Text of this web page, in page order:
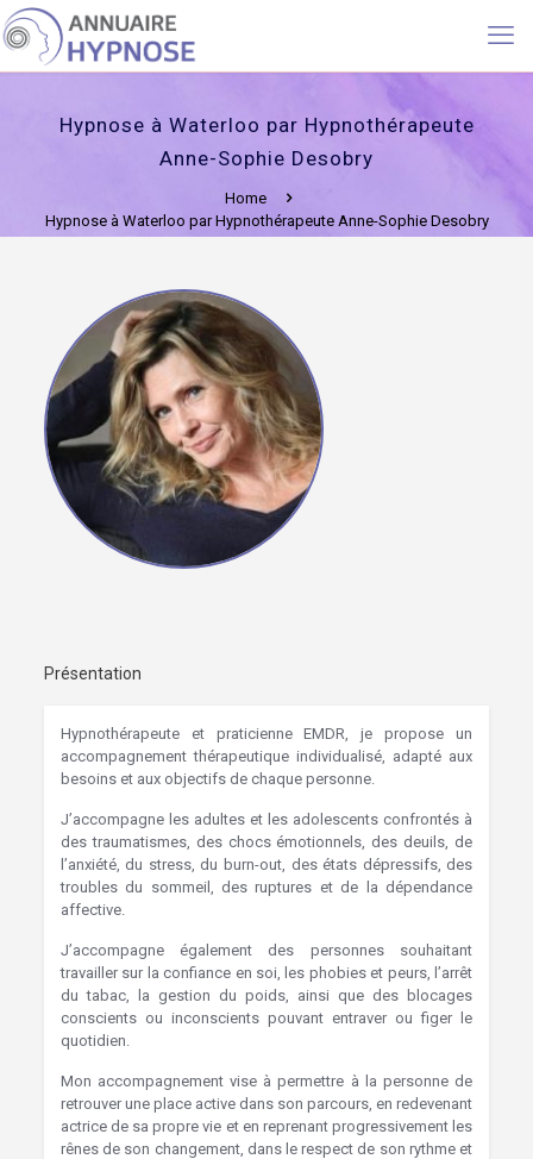
Hypnose à Waterloo par Hypnothérapeute
Anne-Sophie Desobry
Home
Hypnose à Waterloo par Hypnothérapeute Anne-Sophie Desobry
Présentation
Hypnothérapeute et praticienne EMDR, je propose un
accompagnement thérapeutique individualisé, adapté aux
besoins et aux objectifs de chaque personne.
J’accompagne les adultes et les adolescents confrontés à
des traumatismes, des chocs émotionnels, des deuils, de
l’anxiété, du stress, du burn-out, des états dépressifs, des
troubles du sommeil, des ruptures et de la dépendance
affective.
J’accompagne également des personnes souhaitant
travailler sur la confiance en soi, les phobies et peurs, l’arrêt
du tabac, la gestion du poids, ainsi que des blocages
conscients ou inconscients pouvant entraver ou figer le
quotidien.
Mon accompagnement vise à permettre à la personne de
retrouver une place active dans son parcours, en redevenant
actrice de sa propre vie et en reprenant progressivement les
rênes de son changement, dans le respect de son rythme et